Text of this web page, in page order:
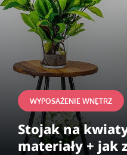
WYPOSAŻENIE WNĘTRZ
Stojak na
materiały + jak